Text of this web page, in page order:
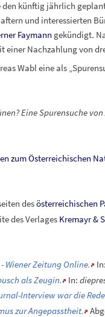
künftig jährlich
und interessierten
Faymann gekündigt.
einer Nachzahlung von
Wabl eine als
Eine Spurensuche
zum Österreichischen
desösterreichischen
des Verlages Kremayr &
Wiener Zeitung Online. In:
als Zeugin.
In:
Interview war die
zur Angepasstheit.